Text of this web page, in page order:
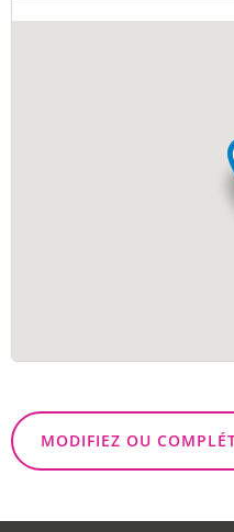
MODIFIEZ OU